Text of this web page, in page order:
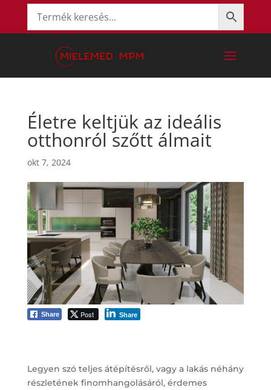
Életre keltjük az ideális
otthonról szőtt álmait
okt 7, 2024
Share Post Share
Legyen szó teljes átépítésről, vagy a lakás néhány
részletének finomhangolásáról, érdemes